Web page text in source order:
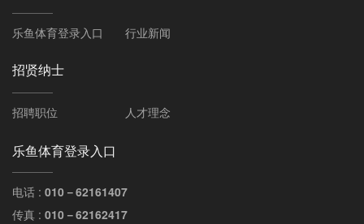
乐鱼体育登录入口 行业新闻
招贤纳士
招聘职位 人才理念
乐鱼体育登录入口
电话 : 010－62161407
传真 : 010－62162417